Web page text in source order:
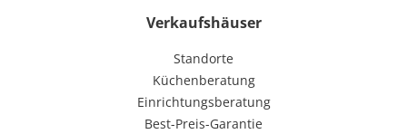
Verkaufshäuser
Standorte
Küchenberatung
Einrichtungsberatung
Best-Preis-Garantie